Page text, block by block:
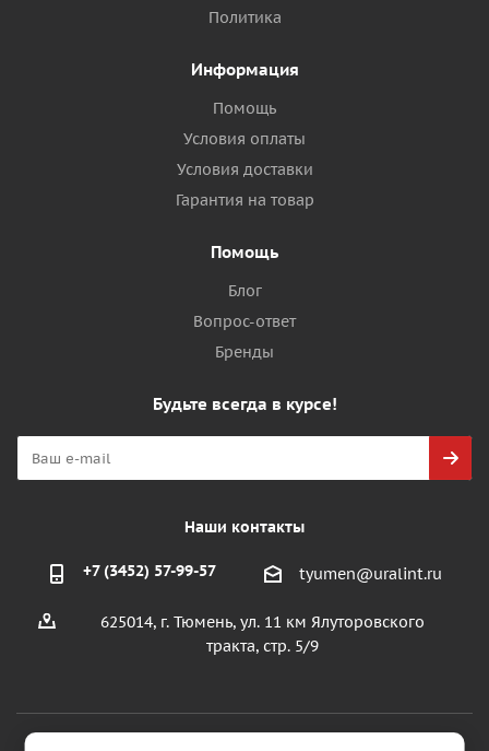
Политика
Информация
Помощь
Условия оплаты
Условия доставки
Гарантия на товар
Помощь
Блог
Вопрос-ответ
Бренды
Будьте всегда в курсе!
Наши контакты
+7 (3452) 57-99-57 tyumen@uralint.ru
625014, г. Тюмень, ул. 11 км Ялуторовского
тракта, стр. 5/9